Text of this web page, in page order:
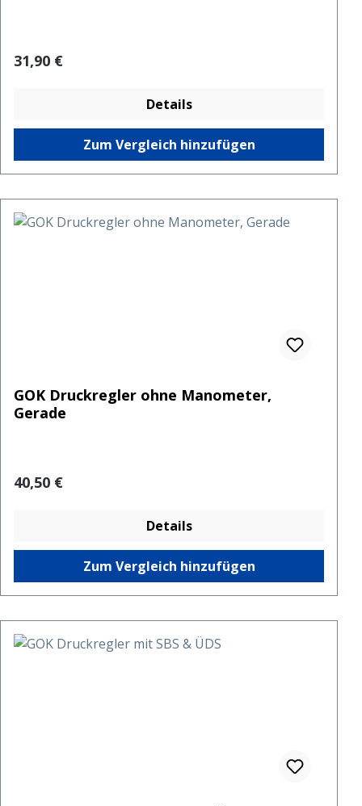
Regulärer Preis:
31,90 €
Details
Zum Vergleich hinzufügen
GOK Druckregler ohne Manometer,
Gerade
Regulärer Preis:
40,50 €
Details
Zum Vergleich hinzufügen